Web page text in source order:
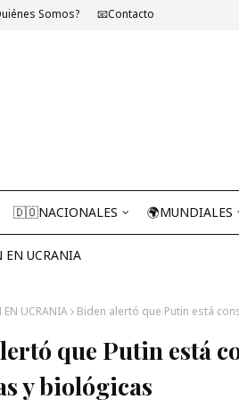
Somos? 📧Contacto
🇩🇴NACIONALES 🌍MUNDIALES
EN UCRANIA
EN UCRANIA Biden alertó que Putin está
que Putin está
y biológicas